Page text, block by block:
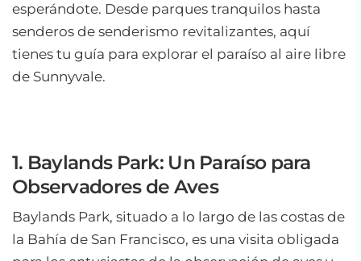
esperándote. Desde parques tranquilos hasta
senderos de senderismo revitalizantes, aquí
tienes tu guía para explorar el paraíso al aire libre
de Sunnyvale.
1. Baylands Park: Un Paraíso para
Observadores de Aves
Baylands Park, situado a lo largo de las costas de
la Bahía de San Francisco, es una visita obligada